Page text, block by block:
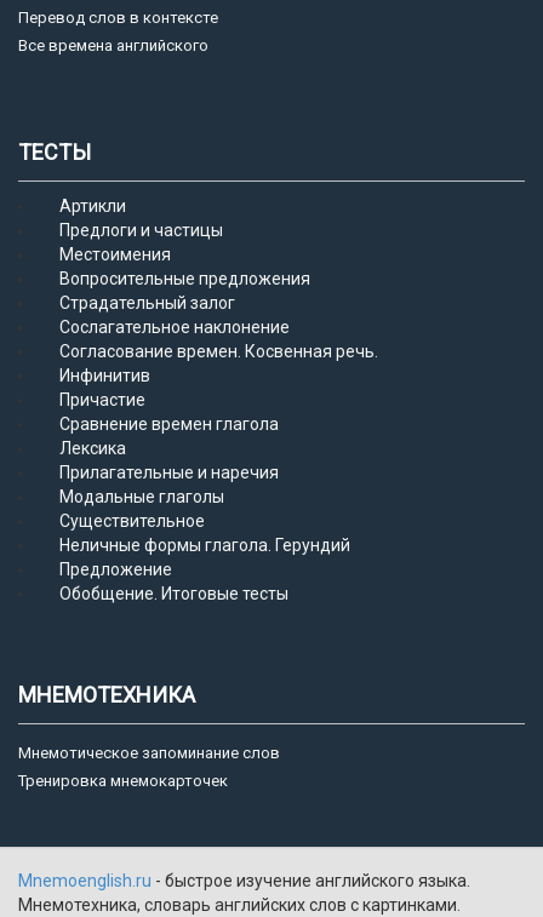
Перевод слов в контексте
Все времена английского
ТЕСТЫ
Артикли
Предлоги и частицы
Местоимения
Вопросительные предложения
Страдательный залог
Сослагательное наклонение
Согласование времен. Косвенная речь.
Инфинитив
Причастие
Сравнение времен глагола
Лексика
Прилагательные и наречия
Модальные глаголы
Существительное
Неличные формы глагола. Герундий
Предложение
Обобщение. Итоговые тесты
МНЕМОТЕХНИКА
Мнемотическое запоминание слов
Тренировка мнемокарточек
Mnemoenglish.ru - быстрое изучение английского языка.
Мнемотехника, словарь английских слов с картинками.